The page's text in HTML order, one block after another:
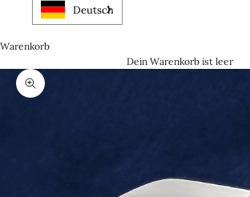
Deutsch
Warenkorb
Dein Warenkorb ist leer
Zooma